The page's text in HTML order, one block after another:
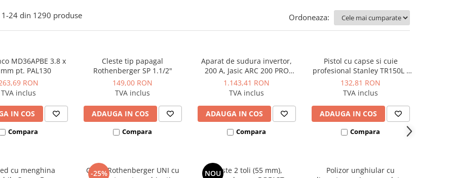
1-24 din 1290 produse Ordoneaza:
MD36APBE 3.8 x
pt. PAL130
RON
TVA inclus
IN COS
Compara
Cleste tip papagal
Rothenberger SP 1.1/2"
149,00 RON
TVA inclus
ADAUGA IN COS
Compara
Aparat de sudura invertor,
200 A, Jasic ARC 200 PRO
(Z209)
1.143,41 RON
TVA inclus
ADAUGA IN COS
Compara
Pistol cu capse si cuie
profesional Stanley TR150L -
6-TR150L
132,81 RON
TVA inclus
ADAUGA IN COS
Compara
cu menghina
-25%
Cheie Rothenberger UNI cu
NOU
Cleste 2 toli (55 mm),
Polizor unghiular cu